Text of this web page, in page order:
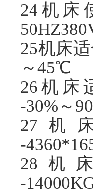
24 机床
25机床
～45℃
26 机床
-30%～
27 机
-4360*16
28 机
-14000